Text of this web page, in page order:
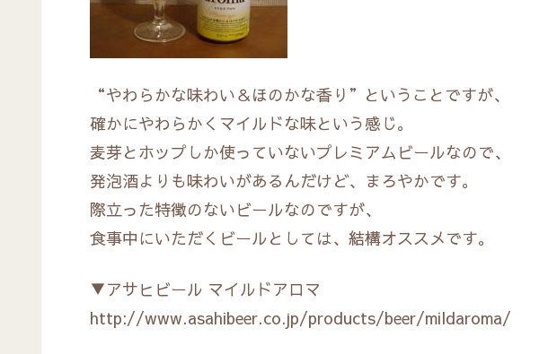
“やわらかな味わい＆ほのかな香り”ということですが、
確かにやわらかくマイルドな味という感じ。
麦芽とホップしか使っていないプレミアムビールなので、
発泡酒よりも味わいがあるんだけど、まろやかです。
際立った特徴のないビールなのですが、
食事中にいただくビールとしては、結構オススメです。
▼アサヒビール マイルドアロマ
http://www.asahibeer.co.jp/products/beer/mildaroma/